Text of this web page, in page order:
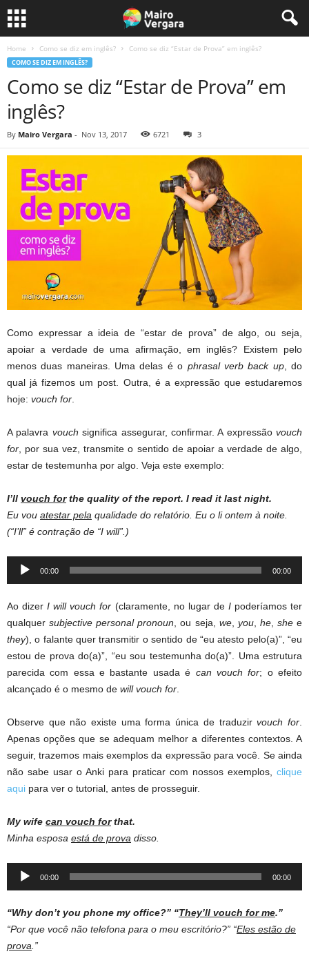
Home Como se diz em inglês? Como se diz “Estar de Prova” em inglês?
COMO SE DIZ EM INGLÊS?
Como se diz “Estar de Prova” em
inglês?
By Mairo Vergara - Nov 13, 2017 6721 3
Como expressar a ideia de “estar de prova” de algo, ou seja,
apoiar a verdade de uma afirmação, em inglês? Existem pelo
menos duas maneiras. Uma delas é o phrasal verb back up, do
qual já fizemos um post. Outra, é a expressão que estudaremos
hoje: vouch for
A palavra vouchsignifica assegurar, confirmar. A expressão vouch
for , por sua vez, transmite o sentido de apoiar a verdade de algo,
estar de testemunha por algo. Veja este exemplo:
I’ll vouch forthe quality of the report. I read it last night.
Eu vou atestar pela qualidade do relatório. Eu o li ontem à noite.
(“I’ll” é contração de “I will”.)
Audio
00:00 00:00
Ao dizerI will vouch for (claramente, no lugar deIpoderíamos ter
qualquersubjective personal pronoun , ou seja, we, you, he, shee
they), o falante quer transmitir o sentido de “eu atesto pelo(a)”, “eu
estou de prova do(a)”, “eu sou testemunha do(a)”. Uma estrutura
parecida com essa e bastante usada é can vouch for; o efeito
alcançado é o mesmo de will vouch for
Observe que não existe uma forma única de traduzirvouch for
Apenas opções que se adequam melhor a diferentes contextos. A
seguir, trazemos mais exemplos da expressão para você. Se ainda
não sabe usar o Anki para praticar com nossos exemplos, clique
aqui para ver o tutorial, antes de prosseguir.
My wife can vouch forthat.
Minha esposa está de prova disso.
Audio
00:00 00:00
“Why don’t you phone my office?” “They’ll vouch for me.”
“Por que você não telefona para o meu escritório?” “Eles estão de
prova .”